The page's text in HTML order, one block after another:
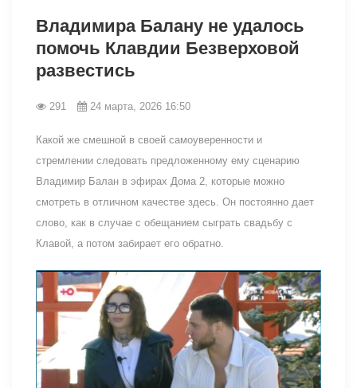
Владимира Балану не удалось
помочь Клавдии Безверховой
развестись
291 24 марта, 2026 16:50
Какой же смешной в своей самоуверенности и
стремлении следовать предложенному ему сценарию
Владимир Балан в эфирах Дома 2, которые можно
смотреть в отличном качестве здесь. Он постоянно дает
слово, как в случае с обещанием сыграть свадьбу с
Клавой, а потом забирает его обратно.